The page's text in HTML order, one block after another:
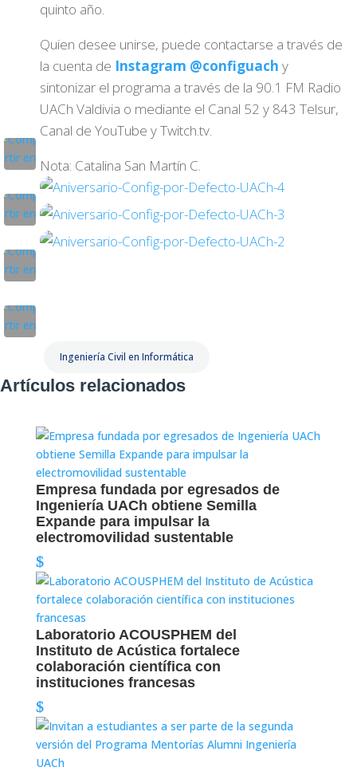
quinto año.
Quien desee unirse, puede contactarse a través de
la cuenta de Instagram @configuach y
sintonizar el programa a través de la 90.1 FM Radio
UACh Valdivia o mediante el Canal 52 y 843 Telsur,
Canal de YouTube y Twitch.tv.
Nota: Catalina San Martín C.
Ingeniería Civil en Informática
Artículos relacionados
Empresa fundada por egresados de
Ingeniería UACh obtiene Semilla
Expande para impulsar la
electromovilidad sustentable
Laboratorio ACOUSPHEM del
Instituto de Acústica fortalece
colaboración científica con
instituciones francesas